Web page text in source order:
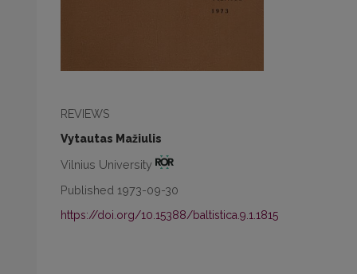
REVIEWS
Vytautas Mažiulis
Vilnius University
Published 1973-09-30
https://doi.org/10.15388/baltistica.9.1.1815